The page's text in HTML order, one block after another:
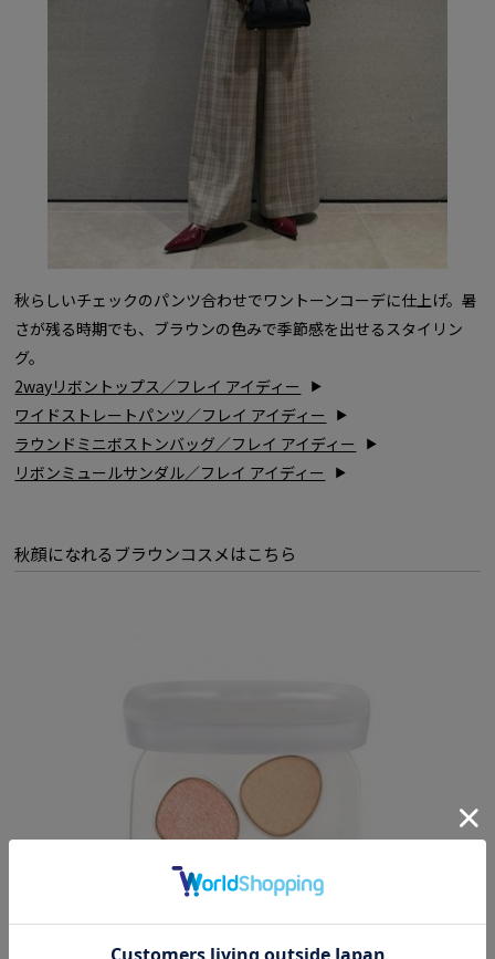
秋らしいチェックのパンツ合わせでワントーンコーデに仕上げ。暑
さが残る時期でも、ブラウンの色みで季節感を出せるスタイリン
グ。
2wayリボントップス／フレイ アイディー
ワイドストレートパンツ／フレイ アイディー
ラウンドミニボストンバッグ／フレイ アイディー
リボンミュールサンダル／フレイ アイディー
秋顔になれるブラウンコスメはこちら